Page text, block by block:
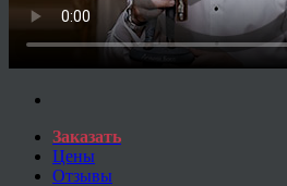
Заказать
Цены
Отзывы